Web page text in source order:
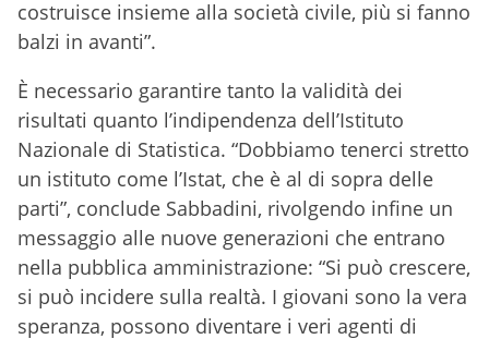
costruisce insieme alla società civile, più si fanno
balzi in avanti”.
È necessario garantire tanto la validità dei
risultati quanto l’indipendenza dell’Istituto
Nazionale di Statistica. “Dobbiamo tenerci stretto
un istituto come l’Istat, che è al di sopra delle
parti”, conclude Sabbadini, rivolgendo infine un
messaggio alle nuove generazioni che entrano
nella pubblica amministrazione: “Si può crescere,
si può incidere sulla realtà. I giovani sono la vera
speranza, possono diventare i veri agenti di